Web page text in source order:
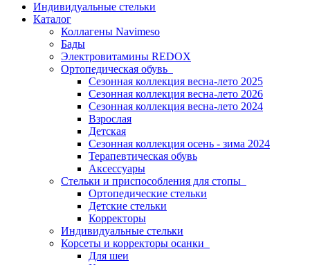
Индивидуальные стельки
Каталог
Коллагены Navimeso
Бады
Электровитамины REDOX
Ортопедическая обувь
Сезонная коллекция весна-лето 2025
Сезонная коллекция весна-лето 2026
Сезонная коллекция весна-лето 2024
Взрослая
Детская
Сезонная коллекция осень - зима 2024
Терапевтическая обувь
Аксессуары
Стельки и приспособления для стопы
Ортопедические стельки
Детские стельки
Корректоры
Индивидуальные стельки
Корсеты и корректоры осанки
Для шеи